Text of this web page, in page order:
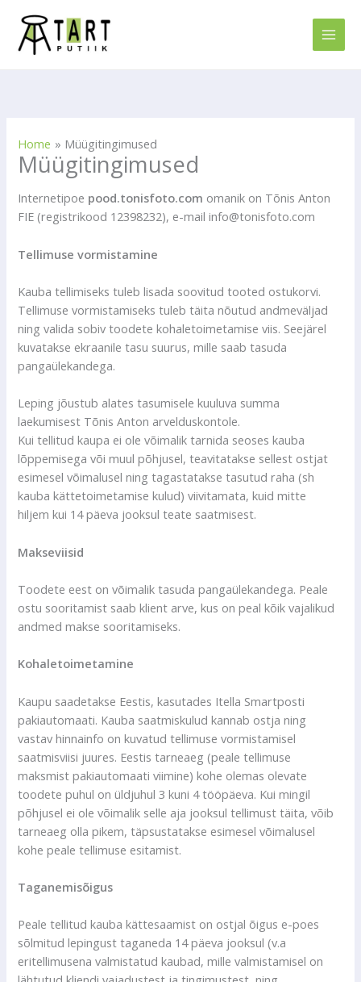
content
Home Müügitingimused
Müügitingimused
Internetipoe pood.tonisfoto.com omanik on Tõnis Anton
FIE (registrikood 12398232), e-mail info@tonisfoto.com
Tellimuse vormistamine
Kauba tellimiseks tuleb lisada soovitud tooted ostukorvi.
Tellimuse vormistamiseks tuleb täita nõutud andmeväljad
ning valida sobiv toodete kohaletoimetamise viis. Seejärel
kuvatakse ekraanile tasu suurus, mille saab tasuda
pangaülekandega.
Leping jõustub alates tasumisele kuuluva summa
laekumisest Tõnis Anton arvelduskontole.
Kui tellitud kaupa ei ole võimalik tarnida seoses kauba
lõppemisega või muul põhjusel, teavitatakse sellest ostjat
esimesel võimalusel ning tagastatakse tasutud raha (sh
kauba kättetoimetamise kulud) viivitamata, kuid mitte
hiljem kui 14 päeva jooksul teate saatmisest.
Makseviisid
Toodete eest on võimalik tasuda pangaülekandega. Peale
ostu sooritamist saab klient arve, kus on peal kõik vajalikud
andmed makse sooritamiseks.
Kohaletoimetamine
Kaupu saadetakse Eestis, kasutades Itella Smartposti
pakiautomaati. Kauba saatmiskulud kannab ostja ning
vastav hinnainfo on kuvatud tellimuse vormistamisel
saatmisviisi juures. Eestis tarneaeg (peale tellimuse
maksmist pakiautomaati viimine) kohe olemas olevate
toodete puhul on üldjuhul 3 kuni 4 tööpäeva. Kui mingil
põhjusel ei ole võimalik selle aja jooksul tellimust täita, võib
tarneaeg olla pikem, täpsustatakse esimesel võimalusel
kohe peale tellimuse esitamist.
Taganemisõigus
Peale tellitud kauba kättesaamist on ostjal õigus e-poes
sõlmitud lepingust taganeda 14 päeva jooksul (v.a
eritellimusena valmistatud kaubad, mille valmistamisel on